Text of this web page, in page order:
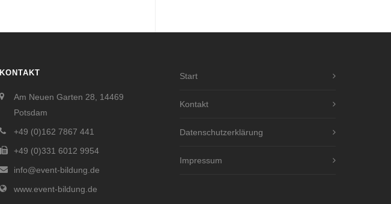
KONTAKT
Am Neuen Garten 28, 14469
Potsdam
+49 (0)162 7867 441
+49 (0)331 6012 9954
info@event-bildung.de
www.event-bildung.de
Start
Kontakt
Datenschutzerklärung
Impressum